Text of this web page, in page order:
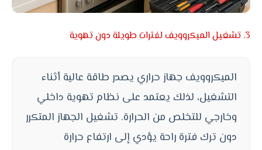
3. تشغيل الميكروويف لفترات طويلة دون تهوية
الميكروويف جهاز حراري يصدر طاقة عالية أثناء
التشغيل، لذلك يعتمد على نظام تهوية داخلي
وخارجي للتخلص من الحرارة. تشغيل الجهاز المتكرر
دون ترك فترة راحة يؤدي إلى ارتفاع حرارة